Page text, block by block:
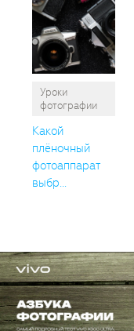
Уроки
фотографии
Какой
плёночный
фотоаппарат
выбр...